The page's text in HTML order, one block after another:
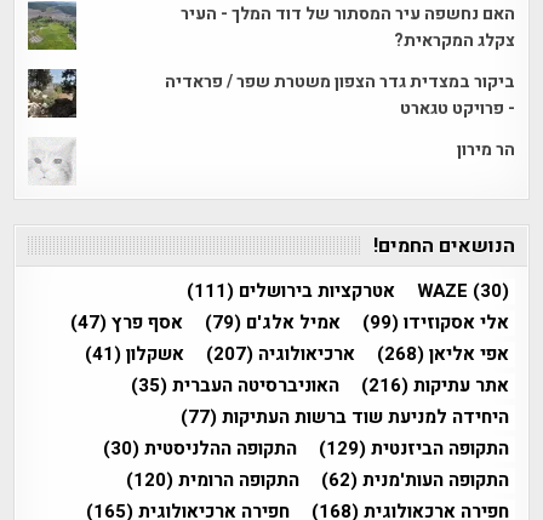
האם נחשפה עיר המסתור של דוד המלך - העיר
צקלג המקראית?
ביקור במצדית גדר הצפון משטרת שפר / פראדיה
- פרויקט טגארט
הר מירון
הנושאים החמים!
WAZE (30) אטרקציות בירושלים (111)
אלי אסקוזידו(99) אמיל אלג'ם (79) אסף פרץ(47)
אפי אליאן(268) ארכיאולוגיה (207) אשקלון(41)
אתר עתיקות(216) האוניברסיטה העברית(35)
היחידה למניעת שוד ברשות העתיקות(77)
התקופה הביזנטית(129) התקופה ההלניסטית(30)
התקופה העות'מנית(62) התקופה הרומית(120)
חפירה ארכאולוגית(168) חפירה ארכיאולוגית(165)